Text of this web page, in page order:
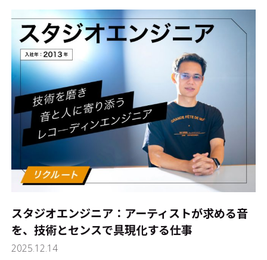
スタジオエンジニア：アーティストが求める音
を、技術とセンスで具現化する仕事
2025.12.14